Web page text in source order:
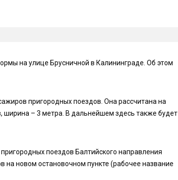
на улице Брусничной в Калининграде. Об этом
пригородных поездов. Она рассчитана на
ширина – 3 метра. В дальнейшем здесь также будет
поездов Балтийского направления
на новом остановочном пункте (рабочее название